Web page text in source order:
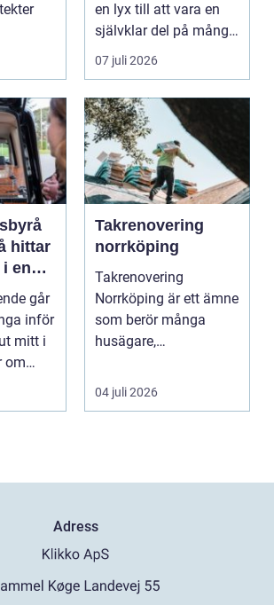
en lyx till att vara en
självklar del på många
event, m...
07 juli 2026
en
går
inför
mitt i
om
Takrenovering
norrköping
Takrenovering
Norrköping är ett ämne
som berör många
husägare,
och fastighets...
04 juli 2026
Adress